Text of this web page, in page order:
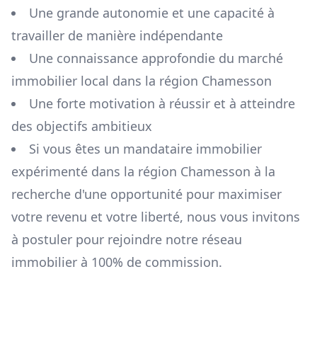
Une grande autonomie et une capacité à
travailler de manière indépendante
Une connaissance approfondie du marché
immobilier local dans la région Chamesson
Une forte motivation à réussir et à atteindre
des objectifs ambitieux
Si vous êtes un mandataire immobilier
expérimenté dans la région Chamesson à la
recherche d'une opportunité pour maximiser
votre revenu et votre liberté, nous vous invitons
à postuler pour rejoindre notre réseau
immobilier à 100% de commission.